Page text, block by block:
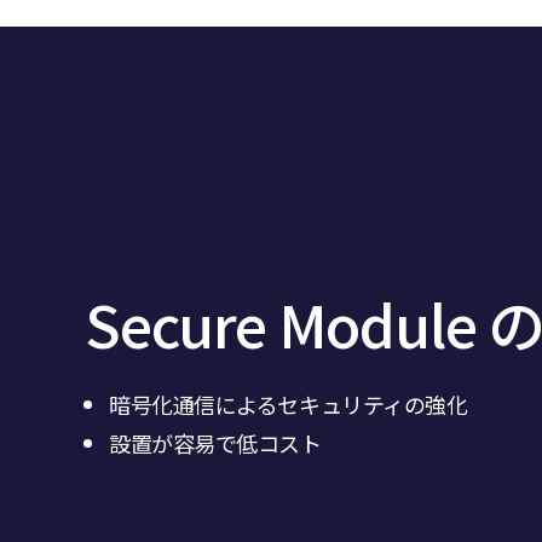
Secure Module
暗号化通信によるセキュリティの強化
設置が容易で低コスト